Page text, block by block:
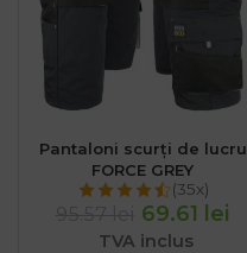
Pantaloni scurți de lucru
FORCE GREY
(35x)
69.61 lei
TVA inclus